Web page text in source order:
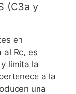
(C3a y
en
al Rc, es
limita la
a la
una